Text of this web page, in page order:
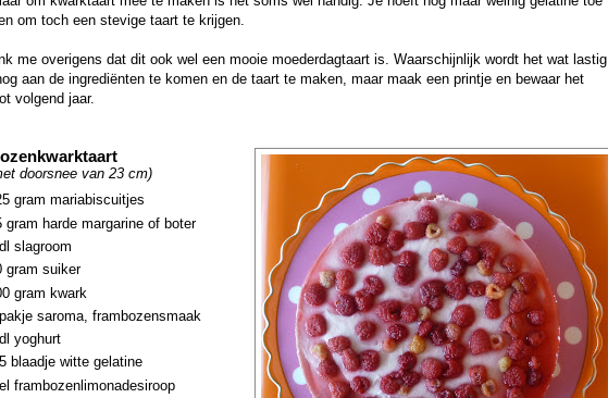
om toch een stevige taart te krijgen.
me overigens dat dit ook wel een mooie moederdagtaart is. Waarschijnlijk wordt het wat lastig
aan de ingrediënten te komen en de taart te maken, maar maak een printje en bewaar het
volgend jaar.
doorsnee van 23 cm)
gram mariabiscuitjes
gram harde margarine of boter
slagroom
gram suiker
gram kwark
saroma, frambozensmaak
yoghurt
blaadje witte gelatine
frambozenlimonadesiroop